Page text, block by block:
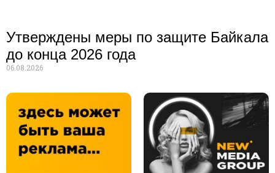
Утверждены меры по защите Байкала
до конца 2026 года
06.08.2026